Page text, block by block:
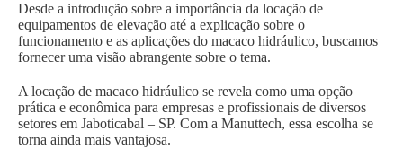
Desde a introdução sobre a importância da locação de
equipamentos de elevação até a explicação sobre o
funcionamento e as aplicações do macaco hidráulico, buscamos
fornecer uma visão abrangente sobre o tema.
A locação de macaco hidráulico se revela como uma opção
prática e econômica para empresas e profissionais de diversos
setores em Jaboticabal – SP. Com a Manuttech, essa escolha se
torna ainda mais vantajosa.